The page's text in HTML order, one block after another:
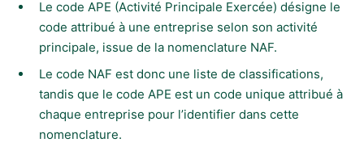
Le code APE (Activité Principale Exercée) désigne le
code attribué à une entreprise selon son activité
principale, issue de la nomenclature NAF.
Le code NAF est donc une liste de classifications,
tandis que le code APE est un code unique attribué à
chaque entreprise pour l’identifier dans cette
nomenclature.